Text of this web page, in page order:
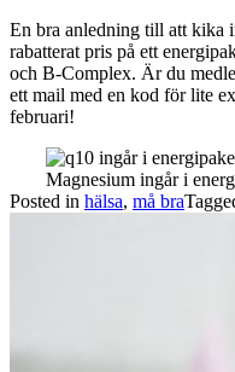
En bra anledning till att kika
rabatterat pris på ett
och B-Complex. Är du
ett mail med en kod för lite
februari!
Magnesium ingår i
Posted in hälsa, må bra